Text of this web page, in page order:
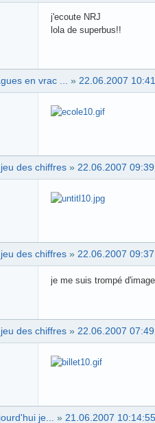
j'ecoute NRJ
lola de superbus!!
en vrac ... » 22.06.2007
des chiffres » 22.06.2007
des chiffres » 22.06.2007
je me suis trompé
des chiffres » 22.06.2007
je... » 21.06.2007 10:14:55